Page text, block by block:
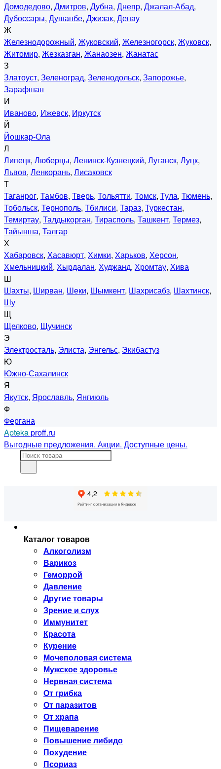
Домодедово, Дмитров, Дубна, Днепр, Джалал-Абад,
Дубоссары, Душанбе, Джизак, Денау
Ж
Железнодорожный, Жуковский, Железногорск, Жуковск,
Житомир, Жезказган, Жанаозен, Жанатас
З
Златоуст, Зеленоград, Зеленодольск, Запорожье,
Зарафшан
И
Иваново, Ижевск, Иркутск
Й
Йошкар-Ола
Л
Липецк, Люберцы, Ленинск-Кузнецкий, Луганск, Луцк,
Львов, Ленкорань, Лисаковск
Т
Таганрог, Тамбов, Тверь, Тольятти, Томск, Тула, Тюмень,
Тобольск, Тернополь, Тбилиси, Тараз, Туркестан,
Темиртау, Талдыкорган, Тирасполь, Ташкент, Термез,
Тайынша, Талгар
Х
Хабаровск, Хасавюрт, Химки, Харьков, Херсон,
Хмельницкий, Хырдалан, Худжанд, Хромтау, Хива
Ш
Шахты, Ширван, Шеки, Шымкент, Шахрисабз, Шахтинск,
Шу
Щ
Щелково, Щучинск
Э
Электросталь, Элиста, Энгельс, Экибастуз
Ю
Южно-Сахалинск
Я
Якутск, Ярославль, Янгиюль
Ф
Фергана
Aptekaproff.ru
Выгодные предложения. Акции. Доступные цены.
Каталог товаров
Алкоголизм
Варикоз
Геморрой
Давление
Другие товары
Зрение и слух
Иммунитет
Красота
Курение
Мочеполовая система
Мужское здоровье
Нервная система
От грибка
От паразитов
От храпа
Пищеварение
Повышение либидо
Похудение
Псориаз